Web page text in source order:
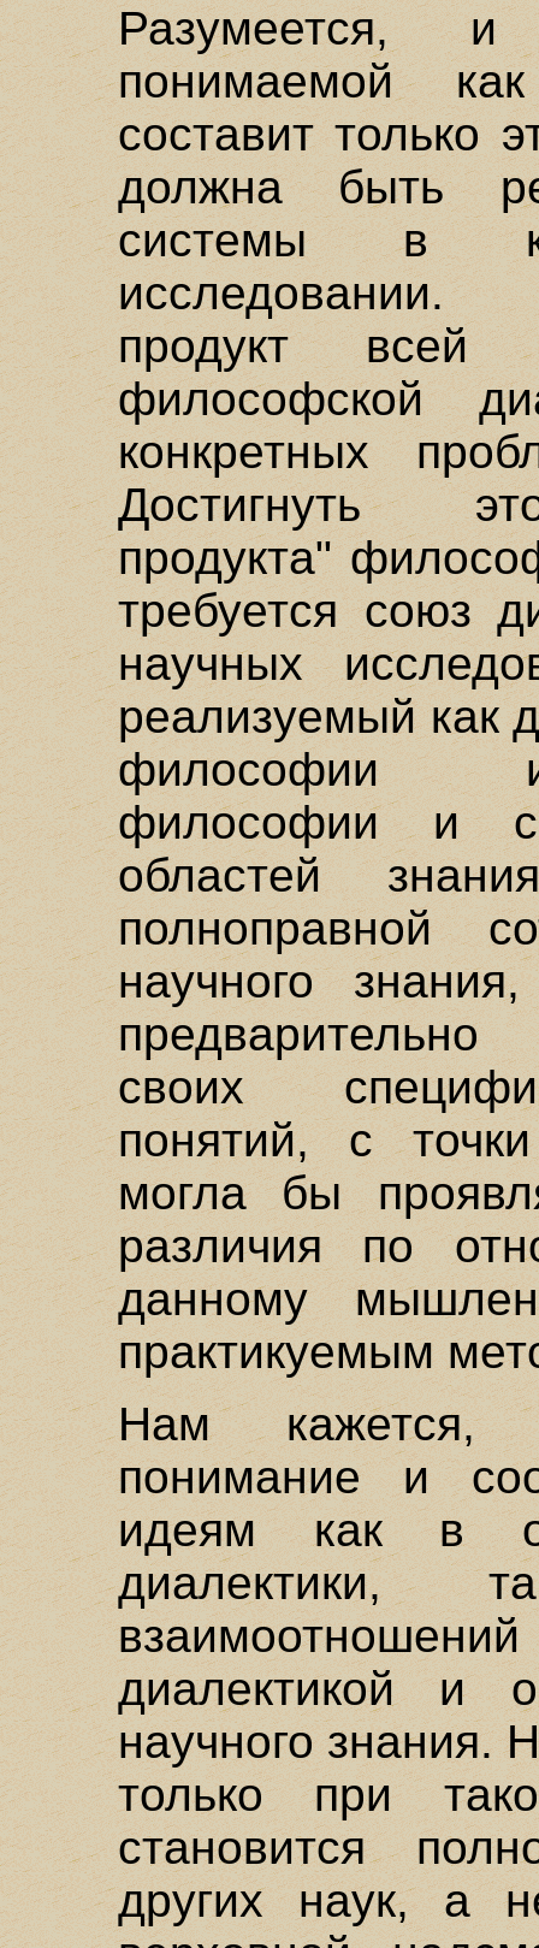
Разумеется, и
понимаемой
составит только
должна быть
системы в
исследовании.
продукт
философской
конкретных
Достигнуть
продукта"
требуется союз
научных
реализуемый как
философии и
философии и
областей
полноправной
научного
своих
понятий, с
могла бы
различия по
данному
практикуемым
Нам кажется,
понимание и
идеям как в
диалектикой и
научного знания.
только при
становится
других наук, а